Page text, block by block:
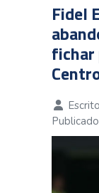
Fidel
fichar